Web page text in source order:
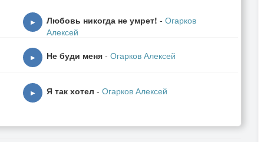
▶ Любовь никогда не умрет! - Огарков
Алексей
▶ Не буди меня - Огарков Алексей
▶ Я так хотел - Огарков Алексей